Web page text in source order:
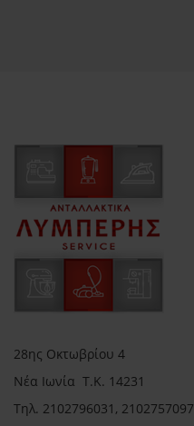
28ης Οκτωβρίου 4
Νέα Ιωνία Τ.Κ. 14231
Τηλ. 2102796031, 2102757097